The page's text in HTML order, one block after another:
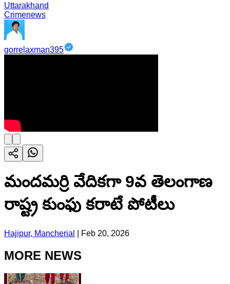
Uttarakhand
Crimenews
gorrelaxman395
మందమర్రి వేదికగా 9వ తెలంగాణ
రాష్ట్ర కుంఫు కరాటే పోటీలు
Hajipur, Mancherial Feb 20, 2026
MORE NEWS